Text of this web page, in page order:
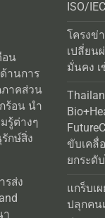
อน
านการ
าคส่วน
ร้อน นำ
รู้ต่างๆ
กษ์สิ่ง
รส่ง
า
ISO/
โครงข่
เปลี่ยน
มั่นคง
ขับเคลื่
ยกระดั
แกร็บเ
ปลุกคน